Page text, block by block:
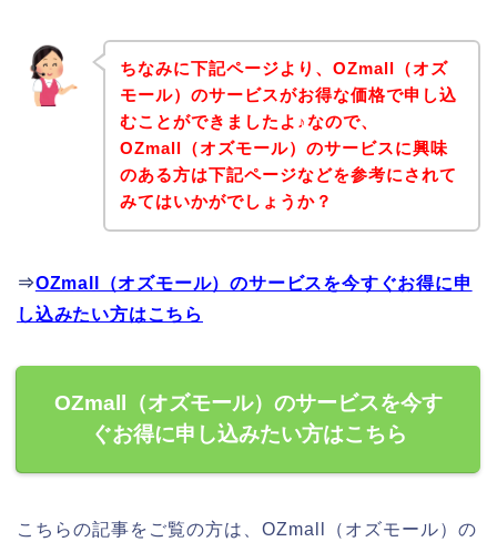
ちなみに下記ページより、OZmall（オズ
モール）のサービスがお得な価格で申し込
むことができましたよ♪なので、
OZmall（オズモール）のサービスに興味
のある方は下記ページなどを参考にされて
みてはいかがでしょうか？
⇒OZmall（オズモール）のサービスを今すぐお得に申
し込みたい方はこちら
OZmall（オズモール）のサービスを今す
ぐお得に申し込みたい方はこちら
こちらの記事をご覧の方は、OZmall（オズモール）の